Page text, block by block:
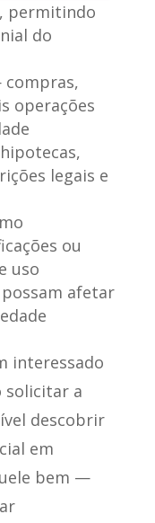
permitindo
do
compras,
operações
legais e
ou
uso
afetar
interessado
solicitar a
descobrir
em
bem —